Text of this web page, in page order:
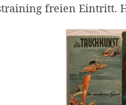
freien Eintritt.